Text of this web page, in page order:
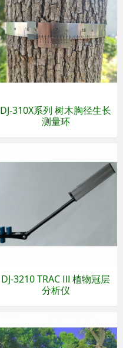
DJ-310X系列 树木胸径生长
测量环
DJ-3210 TRAC Ⅲ 植物冠层
分析仪